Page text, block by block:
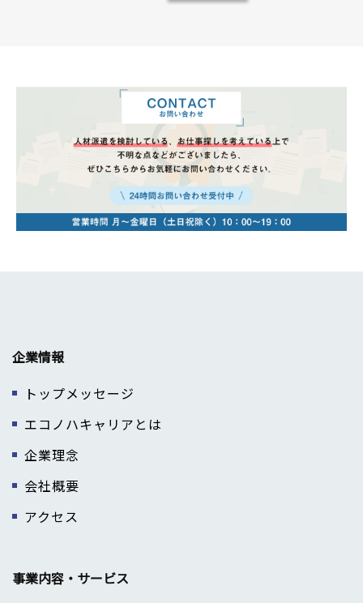
企業情報
トップメッセージ
エコノハキャリアとは
企業理念
会社概要
アクセス
事業内容・サービス